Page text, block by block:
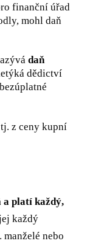
finanční úřad
mohl daň
daň
dědictví
z ceny kupní
a platí každý,
každý
nebo